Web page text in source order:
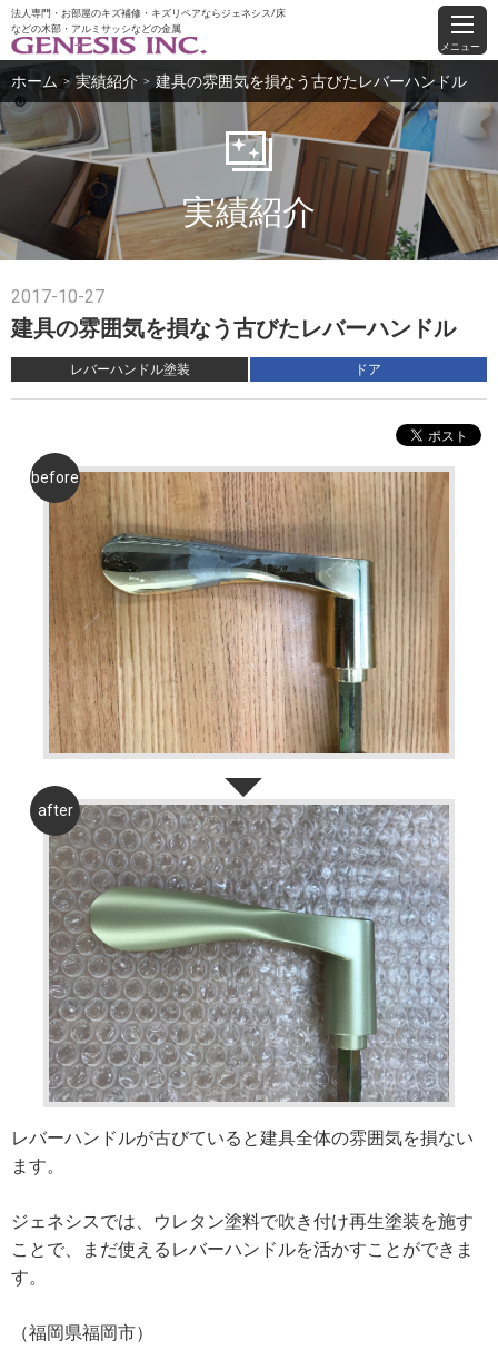
法人専門・お部屋のキズ補修・キズリペアならジェネシス/床
などの木部・アルミサッシなどの金属
メニュー
ホーム ＞ 実績紹介 ＞ 建具の雰囲気を損なう古びたレバーハンドル
実績紹介
2017-10-27
建具の雰囲気を損なう古びたレバーハンドル
レバーハンドル塗装 ドア
レバーハンドルが古びていると建具全体の雰囲気を損ない
ます。
ジェネシスでは、ウレタン塗料で吹き付け再生塗装を施す
ことで、まだ使えるレバーハンドルを活かすことができま
す。
（福岡県福岡市）